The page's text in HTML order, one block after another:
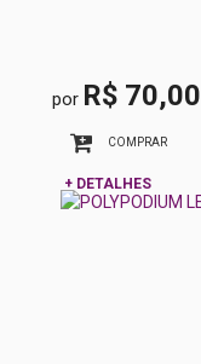
por R$ 70,00
COMPRAR
+ DETALHES